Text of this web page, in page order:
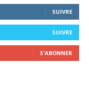
SUIVRE
SUIVRE
S'ABONNER